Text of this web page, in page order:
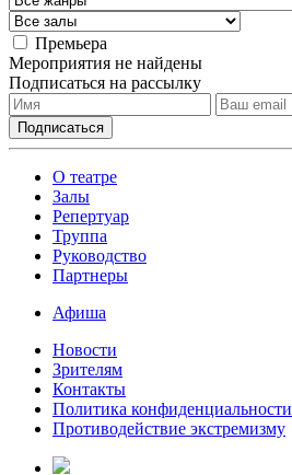
Премьера
Мероприятия не найдены
Подписаться на рассылку
О театре
Залы
Репертуар
Труппа
Руководство
Партнеры
Афиша
Новости
Зрителям
Контакты
Политика конфиденциальности
Противодействие экстремизму